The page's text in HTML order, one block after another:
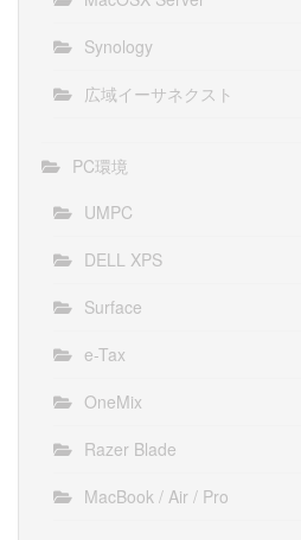
Synology
広域イーサネクスト
PC環境
UMPC
DELL XPS
Surface
e-Tax
OneMix
Razer Blade
MacBook / Air / Pro